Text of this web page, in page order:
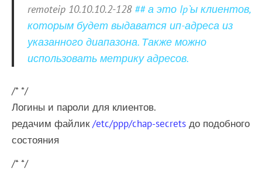
remoteip 10.10.10.2-128 ## а это Ip`ы клиентов,
которым будет выдаватся ип-адреса из
указанного диапазона. Также можно
использовать метрику адресов.
/* */
Логины и пароли для клиентов.
редачим файлик/etc/ppp/chap-secrets до подобного
состояния
/* */